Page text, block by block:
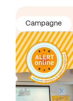
Campagne